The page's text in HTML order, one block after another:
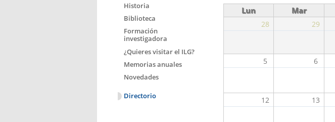
Lun Mar
28 29
5 6
12 13
Historia
Biblioteca
Formación
investigadora
¿Quieres visitar el ILG?
Memorias anuales
Novedades
Directorio